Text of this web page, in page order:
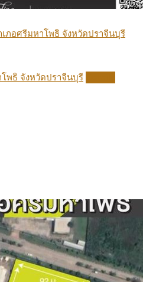
ภอศรีมหาโพธิ จังหวัดปราจีนบุรี
พธิ จังหวัดปราจีนบุรี